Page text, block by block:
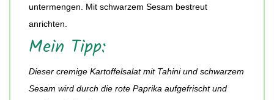
untermengen. Mit schwarzem Sesam bestreut
anrichten.
Mein Tipp:
Dieser cremige Kartoffelsalat mit Tahini und schwarzem
Sesam wird durch die rote Paprika aufgefrischt und